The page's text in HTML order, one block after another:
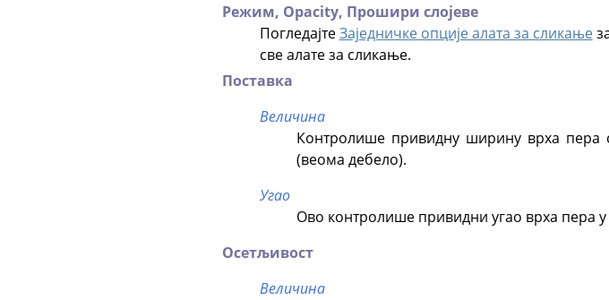
Режим, Opacity, Прошири слојеве
ПогледајтеЗаједничке опције алата за сликање
све алате за сликање.
Поставка
Величина
Контролише привидну ширину врха пера
(веома дебело).
Угао
Ово контролише привидни угао врха пера
Осетљивост
Величина